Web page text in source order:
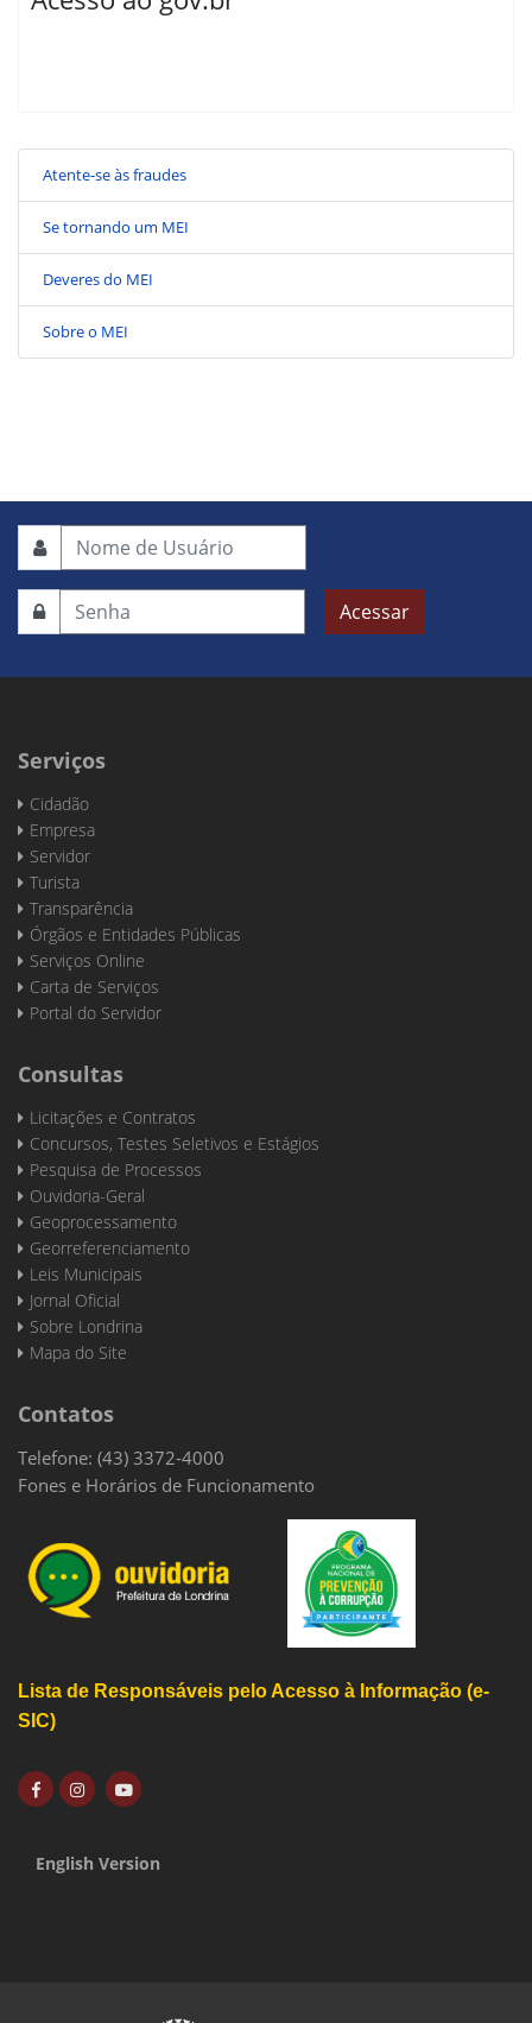
Atente-se às fraudes
Se tornando um MEI
Deveres do MEI
Sobre o MEI
Acessar
Serviços
Cidadão
Empresa
Servidor
Turista
Transparência
Órgãos e Entidades Públicas
Serviços Online
Carta de Serviços
Portal do Servidor
Consultas
Licitações e Contratos
Concursos, Testes Seletivos e Estágios
Pesquisa de Processos
Ouvidoria-Geral
Geoprocessamento
Georreferenciamento
Leis Municipais
Jornal Oficial
Sobre Londrina
Mapa do Site
Contatos
Telefone: (43) 3372-4000
Fones e Horários de Funcionamento
Lista de Responsáveis pelo Acesso à Informação (e-
SIC)
English Version